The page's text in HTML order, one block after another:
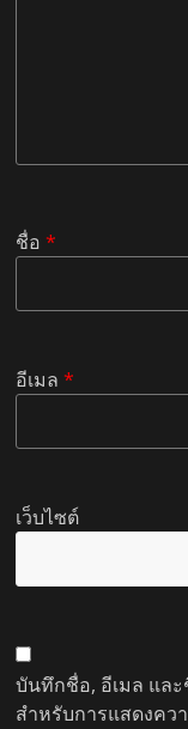
ชื่อ*
อีเมล*
เว็บไซต์
บันทึกชื่อ, อีเมล แล
สำหรับการแสดงคว